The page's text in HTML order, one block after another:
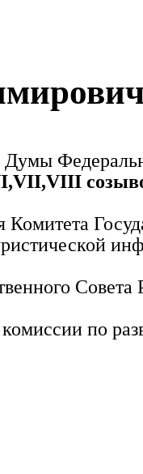
Думы
Комитета
по